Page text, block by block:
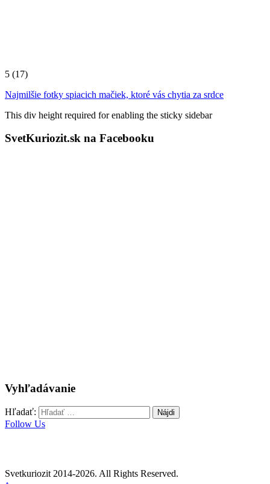
5 (17)
Najmilšie fotky spiacich mačiek, ktoré vás chytia za srdce
This div height required for enabling the sticky sidebar
SvetKuriozit.sk na Facebooku
Vyhľadávanie
Hľadať:
Follow Us
Svetkuriozit 2014-2026. All Rights Reserved.